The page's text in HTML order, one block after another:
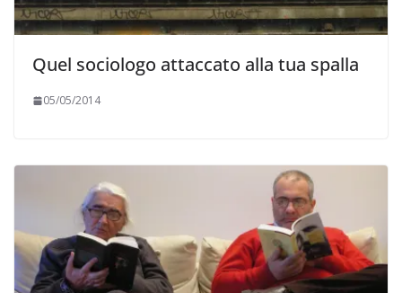
Quel sociologo attaccato alla tua spalla
05/05/2014